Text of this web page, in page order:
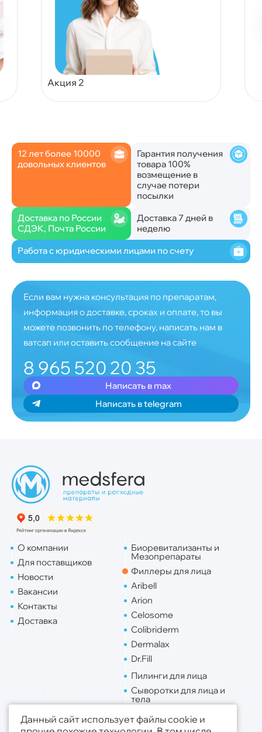
Акция 2
12 лет более 10000
довольных клиентов
Гарантия получения
товара 100%
возмещение в
случае потери
посылки
Доставка по России
СДЭК, Почта России
Доставка 7 дней в
неделю
Работа с юридическими лицами по счету
Если вам нужна консультация по препаратам,
информация о доставке, сроках и оплате, то вы
можете позвонить по телефону, написать нам в
ватсап или оставить сообщение на сайте
8 965 520 20 35
Написать в max
Написать в telegram
О компании
Для поставщиков
Новости
Вакансии
Контакты
Доставка
Биоревитализанты и
Мезопрепараты
Филлеры для лица
Aribell
Arion
Celosome
Colibriderm
Dermalax
Dr.Fill
Пилинги для лица
Сыворотки для лица и
тела
Липо. для лица
Липо. для тела
Данный сайт использует файлы cookie и